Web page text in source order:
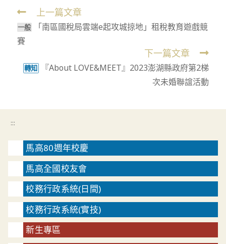
Read
more
articles
上一篇文章
一般
「南區國稅局雲端e起攻城掠地」租稅教育遊戲競
賽
下一篇文章
轉知
『About LOVE&MEET』2023澎湖縣政府第2梯
次未婚聯誼活動
:::
馬高80週年校慶
馬高全國校友會
校務行政系統(日間)
校務行政系統(實技)
新生專區